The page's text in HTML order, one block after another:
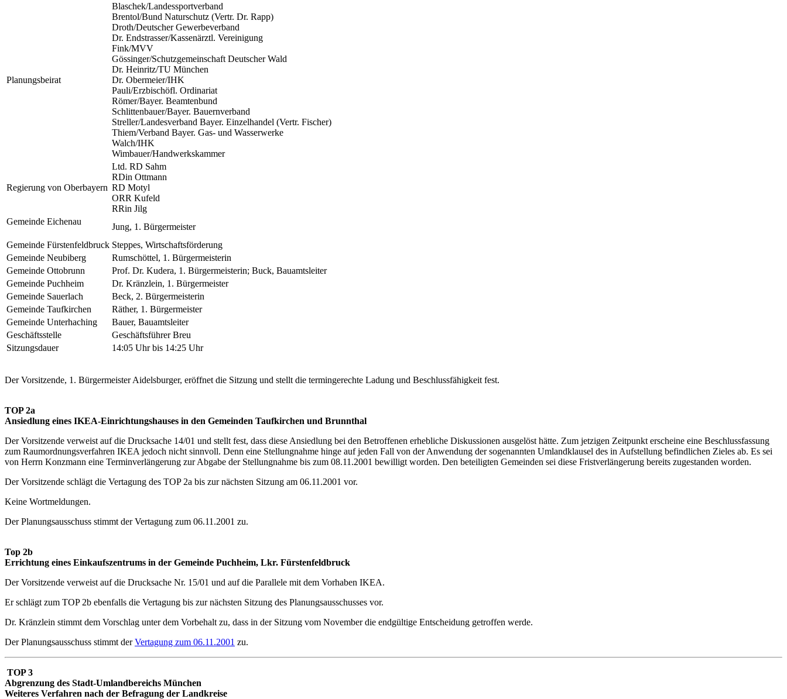
Planungsbeirat
Blaschek/Landessportverband
Brentol/Bund Naturschutz (Vertr. Dr. Rapp)
Droth/Deutscher Gewerbeverband
Dr. Endstrasser/Kassenärztl. Vereinigung
Fink/MVV
Gössinger/Schutzgemeinschaft Deutscher Wald
Dr. Heinritz/TU München
Dr. Obermeier/IHK
Pauli/Erzbischöfl. Ordinariat
Römer/Bayer. Beamtenbund
Schlittenbauer/Bayer. Bauernverband
Streller/Landesverband Bayer. Einzelhandel (Vertr. Fischer)
Thiem/Verband Bayer. Gas- und Wasserwerke
Walch/IHK
Wimbauer/Handwerkskammer
Regierung von Oberbayern
Ltd. RD Sahm
RDin Ottmann
RD Motyl
ORR Kufeld
RRin Jilg
Gemeinde Eichenau
Jung, 1. Bürgermeister
Gemeinde Fürstenfeldbruck Steppes, Wirtschaftsförderung
Gemeinde Neubiberg
Rumschöttel, 1. Bürgermeisterin
Gemeinde Ottobrunn
Prof. Dr. Kudera, 1. Bürgermeisterin; Buck, Bauamtsleiter
Gemeinde Puchheim
Dr. Kränzlein, 1. Bürgermeister
Gemeinde Sauerlach
Beck, 2. Bürgermeisterin
Gemeinde Taufkirchen
Räther, 1. Bürgermeister
Gemeinde Unterhaching
Bauer, Bauamtsleiter
Geschäftsstelle
Geschäftsführer Breu
Sitzungsdauer
14:05 Uhr bis 14:25 Uhr
Der Vorsitzende, 1. Bürgermeister Aidelsburger, eröffnet die Sitzung und stellt die termingerechte Ladung und Beschlussfähigkeit fest.
TOP 2a
Ansiedlung eines IKEA-Einrichtungshauses in den Gemeinden Taufkirchen und Brunnthal
Der Vorsitzende verweist auf die Drucksache 14/01 und stellt fest, dass diese Ansiedlung bei den Betroffenen erhebliche Diskussionen ausgelöst hätte. Zum jetzigen Zeitpunkt erscheine eine Beschlussfassung
zum Raumordnungsverfahren IKEA jedoch nicht sinnvoll. Denn eine Stellungnahme hinge auf jeden Fall von der Anwendung der sogenannten Umlandklausel des in Aufstellung befindlichen Zieles ab. Es sei
von Herrn Konzmann eine Terminverlängerung zur Abgabe der Stellungnahme bis zum 08.11.2001 bewilligt worden. Den beteiligten Gemeinden sei diese Fristverlängerung bereits zugestanden worden.
Der Vorsitzende schlägt die Vertagung des TOP 2a bis zur nächsten Sitzung am 06.11.2001 vor.
Keine Wortmeldungen.
Der Planungsausschuss stimmt der Vertagung zum 06.11.2001 zu.
Top 2b
Errichtung eines Einkaufszentrums in der Gemeinde Puchheim, Lkr. Fürstenfeldbruck
Der Vorsitzende verweist auf die Drucksache Nr. 15/01 und auf die Parallele mit dem Vorhaben IKEA.
Er schlägt zum TOP 2b ebenfalls die Vertagung bis zur nächsten Sitzung des Planungsausschusses vor.
Dr. Kränzlein stimmt dem Vorschlag unter dem Vorbehalt zu, dass in der Sitzung vom November die endgültige Entscheidung getroffen werde.
Der Planungsausschuss stimmt derVertagung zum 06.11.2001 zu.
TOP 3
Abgrenzung des Stadt-Umlandbereichs München
Weiteres Verfahren nach der Befragung der Landkreise